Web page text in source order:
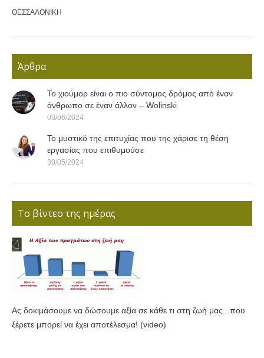
ΘΕΣΣΑΛΟΝΙΚΗ
Άρθρα
Το χιούμορ είναι ο πιο σύντομος δρόμος από έναν
άνθρωπο σε έναν άλλον – Wolinski
03/06/2024
Το μυστικό της επιτυχίας που της χάρισε τη θέση
εργασίας που επιθυμούσε
30/05/2024
Το βίντεο της ημέρας
Ας δοκιμάσουμε να δώσουμε αξία σε κάθε τι στη ζωή μας...που
ξέρετε μπορεί να έχει αποτέλεσμα! (video)